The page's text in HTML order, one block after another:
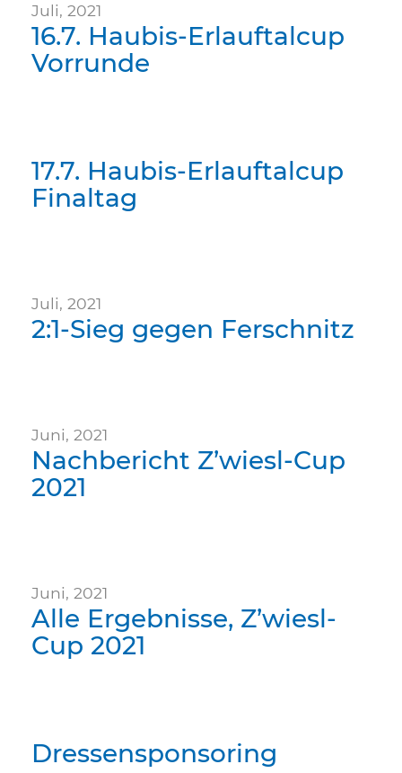
Juli, 2021
16.7. Haubis-Erlauftalcup
Vorrunde
17.7. Haubis-Erlauftalcup
Finaltag
Juli, 2021
2:1-Sieg gegen Ferschnitz
Juni, 2021
Nachbericht Z’wiesl-Cup
2021
Juni, 2021
Alle Ergebnisse, Z’wiesl-
Cup 2021
Dressensponsoring